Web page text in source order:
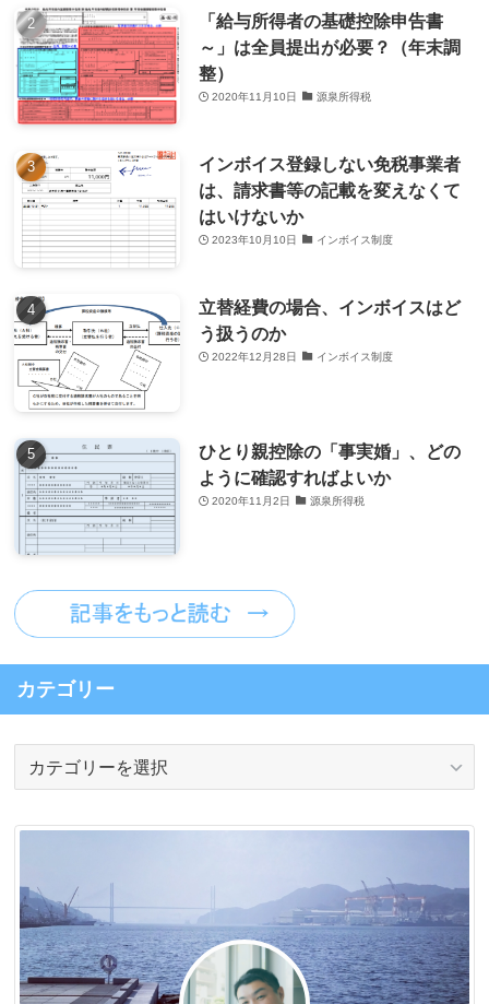
「給与所得者の基礎控除申告書
～」は全員提出が必要？（年末調
整）
2020年11月10日 源泉所得税
インボイス登録しない免税事業者
は、請求書等の記載を変えなくて
はいけないか
2023年10月10日 インボイス制度
立替経費の場合、インボイスはど
う扱うのか
2022年12月28日 インボイス制度
ひとり親控除の「事実婚」、どの
ように確認すればよいか
2020年11月2日 源泉所得税
カテゴリー
リ